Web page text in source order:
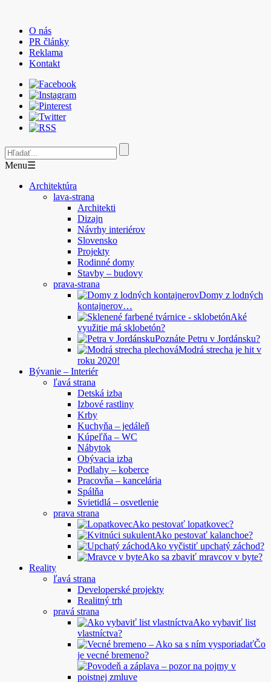
O nás
PR články
Reklama
Kontakt
Menu☰
Architektúra
lava-strana
Architekti
Dizajn
Návrhy interiérov
Slovensko
Projekty
Rodinné domy
Stavby – budovy
prava-strana
Domy z lodných
kontajnerov…
Aké
využitie má sklobetón?
Poznáte Petru v Jordánsku?
Modrá strecha je hit v
roku 2020!
Bývanie – Interiér
ľavá strana
Detská izba
Izbové rastliny
Krby
Kuchyňa – jedáleň
Kúpeľňa – WC
Nábytok
Obývacia izba
Podlahy – koberce
Pracovňa – kancelária
Spálňa
Svietidlá – osvetlenie
prava strana
Ako pestovať lopatkovec?
Ako pestovať kalanchoe?
Ako vyčistiť upchatý záchod?
Ako sa zbaviť mravcov v byte?
Reality
ľavá strana
Developerské projekty
Realitný trh
pravá strana
Ako vybaviť list
vlastníctva?
Čo
je vecné bremeno?